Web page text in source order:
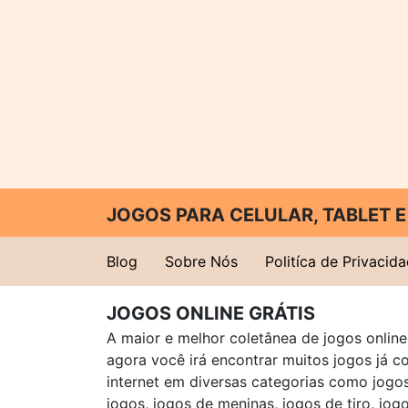
JOGOS PARA CELULAR, TABLET
Blog Sobre Nós Politíca de
JOGOS ONLINE GRÁTIS
A maior e melhor coletânea de jogos
agora você irá encontrar muitos jogos já
internet em diversas categorias como
jogos, jogos de meninas, jogos de tiro,